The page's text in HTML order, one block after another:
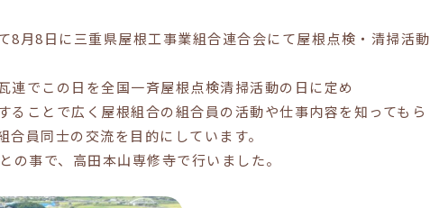
8月8日に三重県屋根工事業組合連合会にて屋根点検・清掃活動
連でこの日を全国一斉屋根点検清掃活動の日に定め
ることで広く屋根組合の組合員の活動や仕事内容を知ってもら
員同士の交流を目的にしています。
事で、高田本山専修寺で行いました。